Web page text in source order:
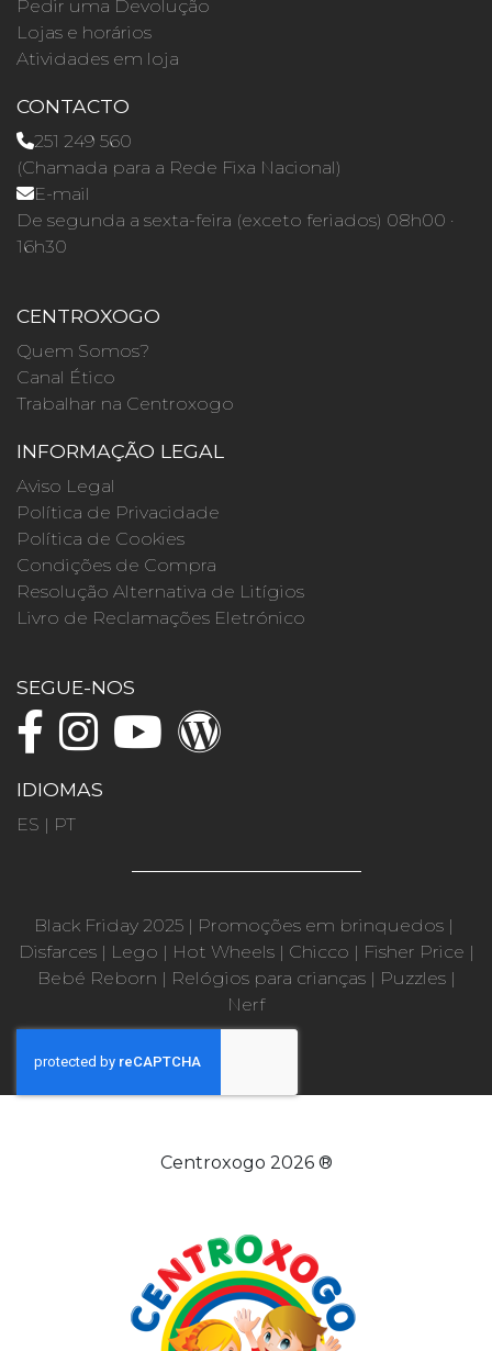
Pedir uma Devolução
Lojas e horários
Atividades em loja
CONTACTO
251 249 560
(Chamada para a Rede Fixa Nacional)
E-mail
De segunda a sexta-feira (exceto feriados) 08h00 ·
16h30
CENTROXOGO
Quem Somos?
Canal Ético
Trabalhar na Centroxogo
INFORMAÇÃO LEGAL
Aviso Legal
Política de Privacidade
Política de Cookies
Condições de Compra
Resolução Alternativa de Litígios
Livro de Reclamações Eletrónico
SEGUE-NOS
IDIOMAS
ES | PT
Black Friday 2025 | Promoções em brinquedos |
Disfarces| Lego | Hot Wheels| Chicco | Fisher Price |
Bebé Reborn | Relógios para crianças| Puzzles|
Nerf
Centroxogo 2026 ®